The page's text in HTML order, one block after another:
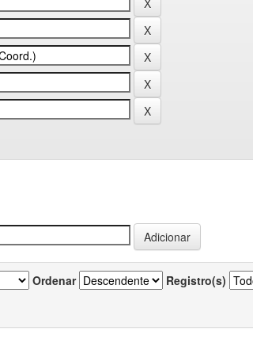
Ordenar Registro(s)